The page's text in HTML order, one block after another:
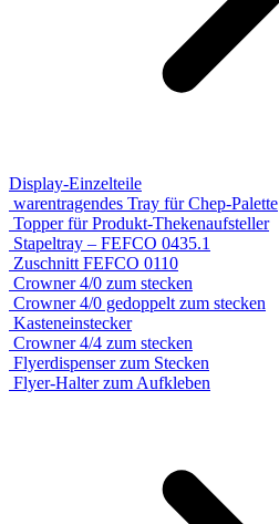
Display-Einzelteile
warentragendes Tray für Chep-Palette
Topper für Produkt-Thekenaufsteller
Stapeltray – FEFCO 0435.1
Zuschnitt FEFCO 0110
Crowner 4/0 zum stecken
Crowner 4/0 gedoppelt zum stecken
Kasteneinstecker
Crowner 4/4 zum stecken
Flyerdispenser zum Stecken
Flyer-Halter zum Aufkleben